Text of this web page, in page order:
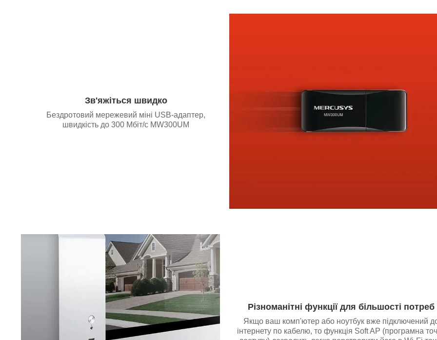
Зв'яжіться швидко
Бездротовий мережевий міні USB-адаптер,
швидкість до 300 Мбіт/с MW300UM
Різноманітні функції для більшості потреб
Якщо ваш комп'ютер або ноутбук вже підключений
інтернету по кабелю, то функція Soft AP (програмна